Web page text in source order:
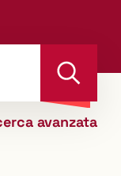
Cerca
avanzata